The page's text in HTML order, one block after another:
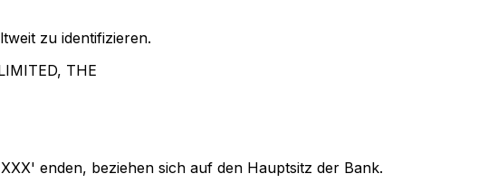
zu identifizieren.
THE
enden, beziehen sich auf den Hauptsitz der Bank.